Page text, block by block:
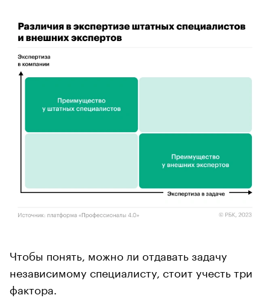
Чтобы понять, можно ли отдавать задачу
независимому специалисту, стоит учесть три
фактора.